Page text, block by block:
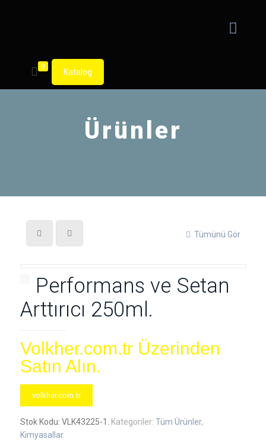
0
Katalog
Ürünler
Tümünü Gör
Performans ve Setan
Arttırıcı 250ml.
Volkher.com.tr Üzerinden
Satın Alın.
volkher.com.tr
Stok Kodu: VLK43225-1 Kategoriler: Tüm Ürünler,
Kimyasallar.